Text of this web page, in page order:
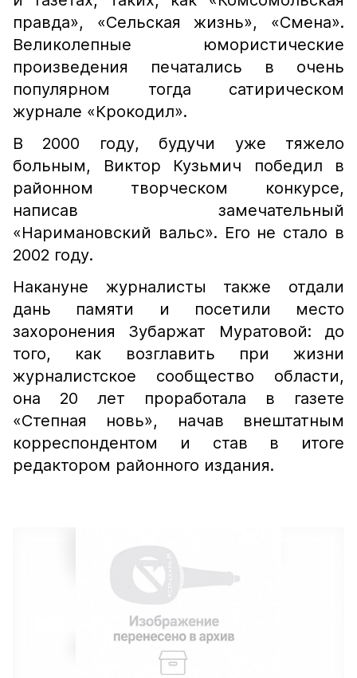
правда», «Сельская жизнь», «Смена».
Великолепные юмористические
произведения печатались в очень
популярном тогда сатирическом
журнале «Крокодил».
В 2000 году, будучи уже тяжело
больным, Виктор Кузьмич победил в
районном творческом конкурсе,
написав замечательный
«Наримановский вальс». Его не стало в
2002 году.
Накануне журналисты также отдали
дань памяти и посетили место
захоронения Зубаржат Муратовой: до
того, как возглавить при жизни
журналистское сообщество области,
она 20 лет проработала в газете
«Степная новь», начав внештатным
корреспондентом и став в итоге
редактором районного издания.